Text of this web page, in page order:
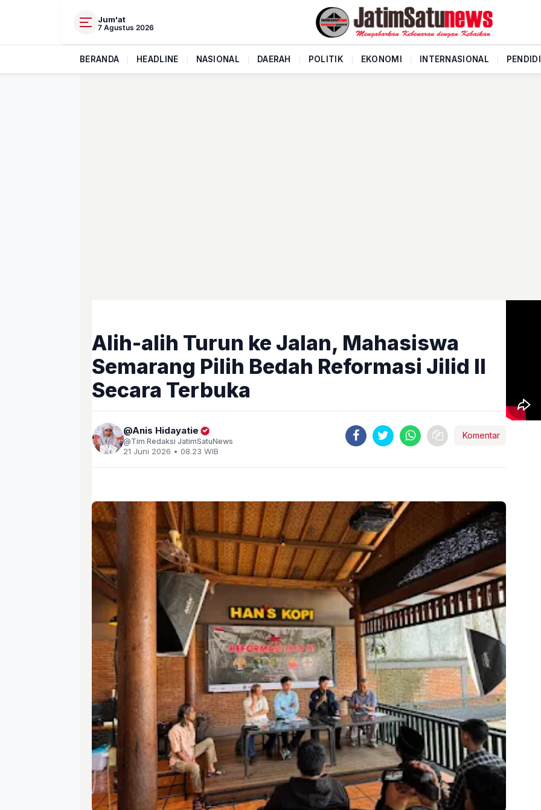
Jum'at
7 Agustus 2026
BERANDA HEADLINE NASIONAL DAERAH POLITIK EKONOMI INTERNASIONAL
Alih-alih Turun ke Jalan, Mahasiswa
Semarang Pilih Bedah Reformasi Jilid II
Secara Terbuka
Anis Hidayatie
Tim Redaksi JatimSatuNews
21 Juni 2026 • 08.23 WIB
Komentar